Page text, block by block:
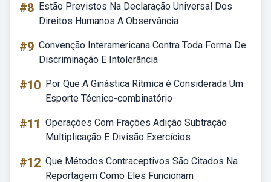
#8 Estão Previstos Na Declaração Universal Dos
Direitos Humanos A Observância
#9 Convenção Interamericana Contra Toda Forma De
Discriminação E Intolerância
#10 Por Que A Ginástica Rítmica é Considerada Um
Esporte Técnico-combinatório
#11 Operações Com Frações Adição Subtração
Multiplicação E Divisão Exercícios
#12 Que Métodos Contraceptivos São Citados Na
Reportagem Como Eles Funcionam